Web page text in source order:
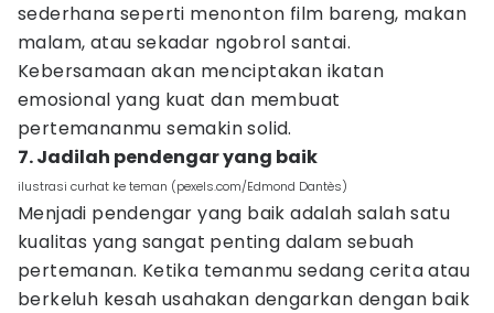
sederhana seperti menonton film bareng, makan
malam, atau sekadar ngobrol santai.
Kebersamaan akan menciptakan ikatan
emosional yang kuat dan membuat
pertemananmu semakin solid.
7. Jadilah pendengar yang baik
ilustrasi curhat ke teman (pexels.com/Edmond Dantès)
Menjadi pendengar yang baik adalah salah satu
kualitas yang sangat penting dalam sebuah
pertemanan. Ketika temanmu sedang cerita atau
berkeluh kesah usahakan dengarkan dengan baik